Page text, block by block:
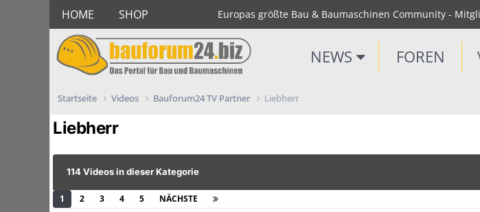
HOME SHOP Europas größte Bau & Baumaschinen Community -
NEWS FOREN
Startseite Videos Bauforum24 TV Partner Liebherr
Liebherr
114 Videos in dieser Kategorie
1 2 3 4 5 NÄCHSTE